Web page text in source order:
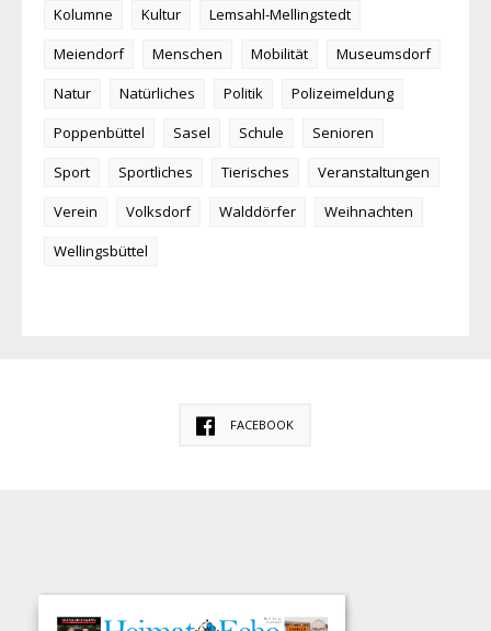
Kolumne
Kultur
Lemsahl-Mellingstedt
Meiendorf
Menschen Mobilität
Museumsdorf
Natur
Natürliches Politik
Polizeimeldung
Poppenbüttel
Sasel Schule
Senioren
Sport
Sportliches Tierisches
Veranstaltungen
Verein
Volksdorf Walddörfer
Weihnachten
Wellingsbüttel
FACEBOOK